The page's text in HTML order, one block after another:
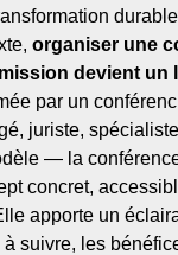
organiser une
mission devient un
par un
juriste,
— la
concret,
apporte un
à suivre, les